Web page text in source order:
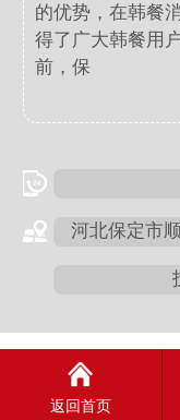
的优势，在韩餐
得了广大韩餐用
前，保
河北保定市
返回首页